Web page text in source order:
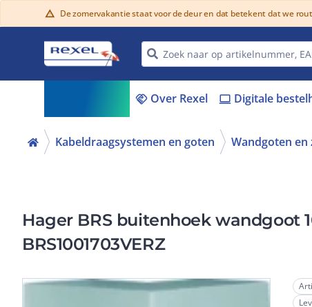
warning De zomervakantie staat voor de deur en dat betekent dat we
handshake Over Rexel laptop Digitale
Kabeldraagsystemen en goten Wandgoten en
Hager BRS buitenhoek wandgoot
BRS1001703VERZ